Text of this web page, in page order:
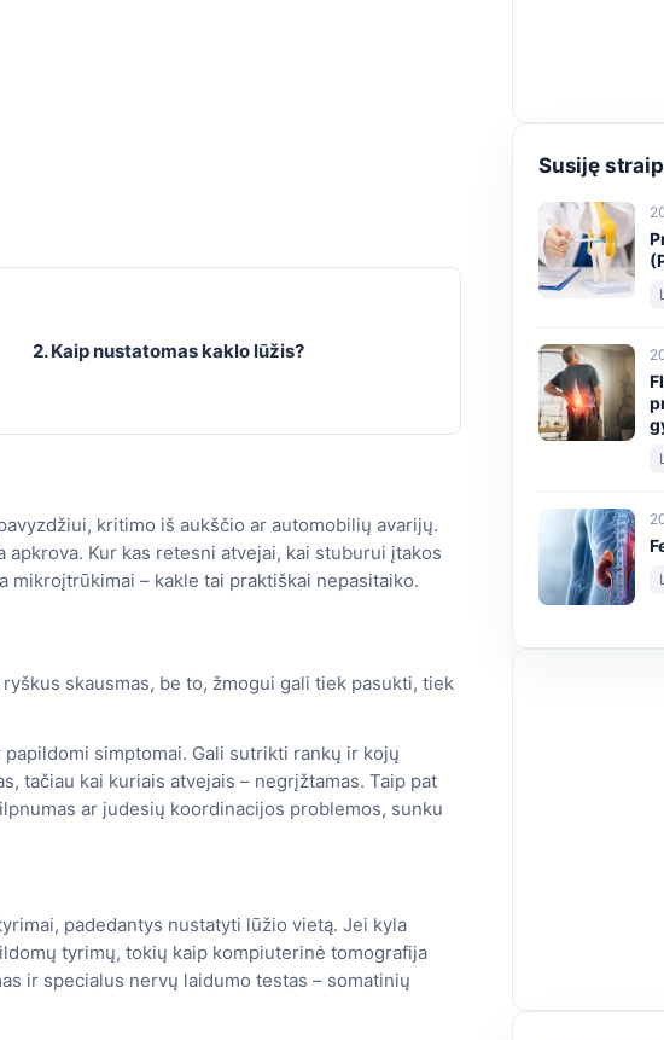
2. Kaip nustatomas kaklo lūžis?
kritimo iš aukščio ar automobilių avarijų.
Kur kas retesni atvejai, kai stuburui įtakos
– kakle tai praktiškai nepasitaiko.
skausmas, be to, žmogui gali tiek pasukti, tiek
simptomai. Gali sutrikti rankų ir kojų
tačiau kai kuriais atvejais – negrįžtamas. Taip pat
ar judesių koordinacijos problemos, sunku
padedantys nustatyti lūžio vietą. Jei kyla
tyrimų, tokių kaip kompiuterinė tomografija
ir specialus nervų laidumo testas – somatinių
Susiję